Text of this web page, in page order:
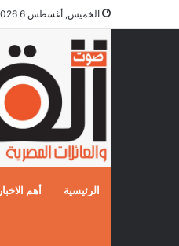
الخميس, أغسطس 6 2026
الرئيسية أهم الاخبار